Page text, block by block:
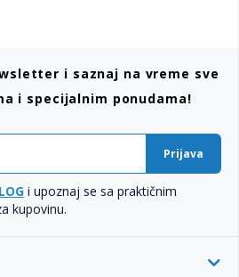
i saznaj na vreme sve
i specijalnim ponudama!
Prijava
i upoznaj se sa praktičnim
kupovinu.